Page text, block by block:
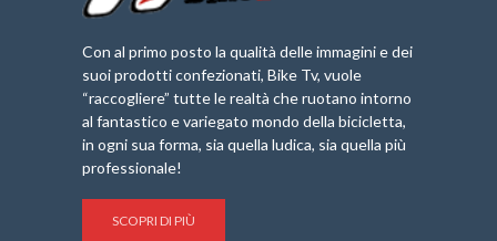
Con al primo posto la qualità delle immagini e dei
suoi prodotti confezionati, Bike Tv, vuole
“raccogliere” tutte le realtà che ruotano intorno
al fantastico e variegato mondo della bicicletta,
in ogni sua forma, sia quella ludica, sia quella più
professionale!
SCOPRI DI PIÙ